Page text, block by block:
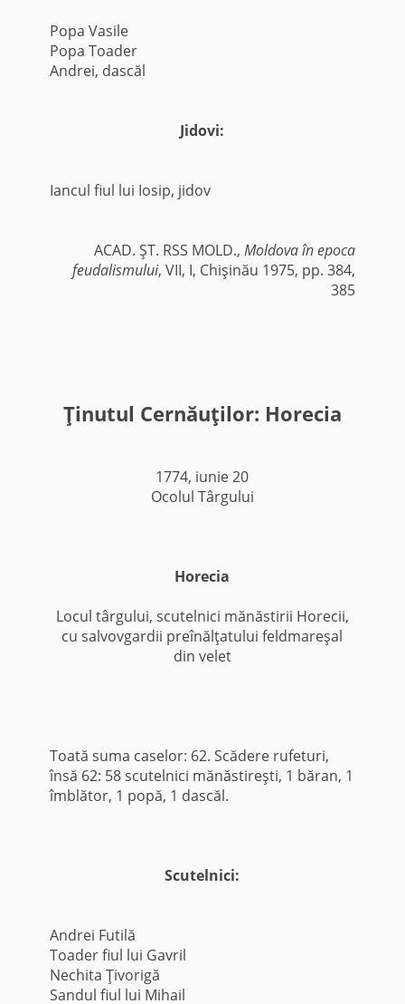
Popa Vasile
Popa Toader
Andrei, dascăl
Jidovi:
Iancul fiul lui Iosip, jidov
ACAD. ŞT. RSS MOLD.,Moldova în epoca
feudalismului, VII, I, Chişinău 1975, pp. 384,
385
Ţinutul Cernăuţilor: Horecia
1774, iunie 20
Ocolul Târgului
Horecia
Locul târgului, scutelnici mănăstirii Horecii,
cu salvovgardii preînălţatului feldmareşal
din velet
Toată suma caselor: 62. Scădere rufeturi,
însă 62: 58 scutelnici mănăstireşti, 1 băran, 1
îmblător, 1 popă, 1 dascăl.
Scutelnici:
Andrei Futilă
Toader fiul lui Gavril
Nechita Ţivorigă
Sandul fiul lui Mihail